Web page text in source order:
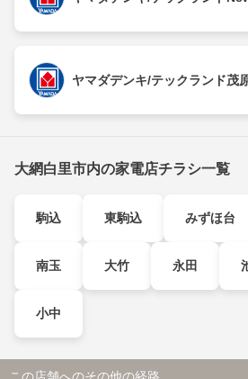
ヤマダデンキ/テックランド茂
大網白里市内の家電店チラシ一覧
駒込 東駒込 みずほ台
南玉 大竹 永田
小中